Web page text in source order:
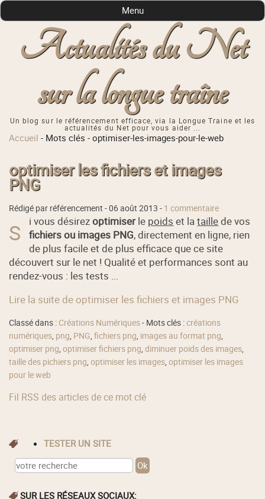
Actualités du Net
sur la longue traîne
Un blog sur le référencement efficace, via la Longue Traine et les
actualités du Net pour vous aider ...
Menu
Accueil - Mots clés -optimiser-les-images-pour-le-web
optimiser les fichiers et images
PNG
Rédigé par référencement -06 août 2013 - 1 commentaire
S i vous désirezoptimiserle poids et lataillede vos
fichiers ou images PNG, directement en ligne, rien
de plus facile et de plus efficace que ce site
découvert sur le net ! Qualité et performances sont au
rendez-vous : les tests ...
Lire la suite de optimiser les fichiers et images PNG
Classé dans : Créations Numériques- Mots clés :créations
numériques, png, PNG,fichiers png, images au format png,
optimiser png,optimiser fichiers png,diminuer poids des images,
taille des pichiers png,optimiser les images,optimiser les images
pour le web
Fil RSS des articles de ce mot clé
TESTER UN SITE
SUR LES RÉSEAUX SOCIAUX: